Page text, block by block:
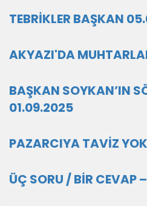
TEBRİKLER BAŞKAN
AKYAZI'DA
BAŞKAN SOYKAN’IN
01.09.2025
PAZARCIYA TAVİZ
ÜÇ SORU / BİR CEVAP